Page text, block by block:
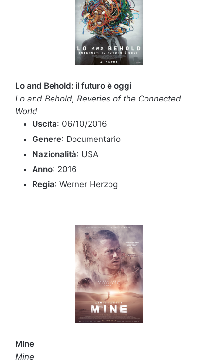
Lo and Behold: il futuro è oggi
Lo and Behold, Reveries of the Connected
World
Uscita: 06/10/2016
Genere: Documentario
Nazionalità: USA
Anno: 2016
Regia: Werner Herzog
Mine
Mine